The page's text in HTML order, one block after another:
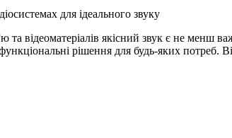
та відеоматеріалів якісний звук є не
рішення для будь-яких потреб.